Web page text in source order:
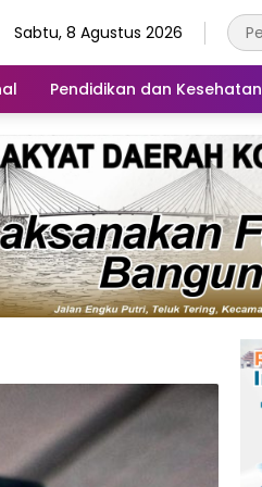
Sabtu, 8 Agustus 2026
Pendidikan dan Kesehatan